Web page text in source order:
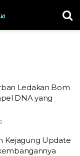
Ledakan Bom
DNA yang
0
Kejagung Update